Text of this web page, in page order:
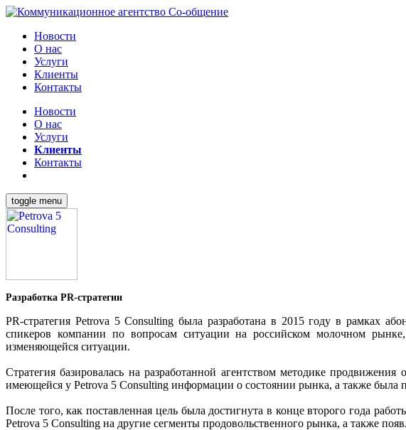
Новости
О нас
Услуги
Клиенты
Контакты
Новости
О нас
Услуги
Клиенты
Контакты
toggle menu
Разработка PR-стратегии
PR-стратегия Petrova 5 Consulting была разработана в 2015 году в рамках
спикеров компании по вопросам ситуации на российском молочном
изменяющейся ситуации.
Стратегия базировалась на разработанной агентством методике
имеющейся у Petrova 5 Consulting информации о состоянии рынка, а также была
После того, как поставленная цель была достигнута в конце второго года
Petrova 5 Consulting на другие сегменты продовольственного рынка, а также